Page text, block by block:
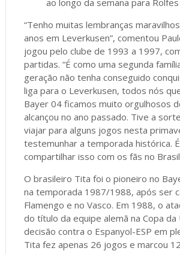
“Tenho muitas lembranças
anos em Leverkusen”, comentou
jogou pelo clube de 1993 a 1997,
partidas. “É como uma segunda
geração não tenha conseguido
liga para o Leverkusen, todos nós
Bayer 04 ficamos muito orgulhosos
alcançou no ano passado. Tive a
viajar para alguns jogos nesta
testemunhar a temporada histórica.
compartilhar isso com os fãs no
O brasileiro Tita foi o pioneiro no
na temporada 1987/1988, após ser
Flamengo e no Vasco. Em 1988, o
do título da equipe alemã na Copa da
decisão contra o Espanyol-ESP em
Tita fez apenas 26 jogos e marcou